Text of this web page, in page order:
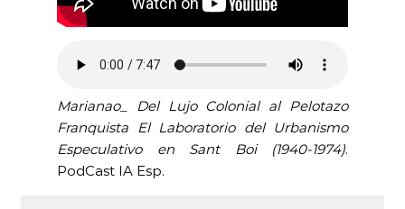
Marianao_ Del Lujo Colonial al Pelotazo
Franquista El Laboratorio del Urbanismo
Especulativo en Sant Boi (1940-1974).
PodCast IA Esp.